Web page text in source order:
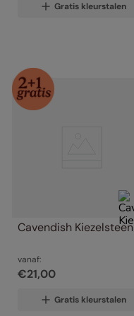
Gratis kleurstalen
Cavendish Kiezelsteen
vanaf:
€21,00
Gratis kleurstalen